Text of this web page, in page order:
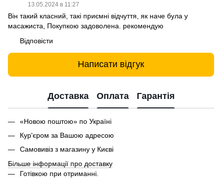
13.05.2024 в 11:27
Він такий класний, такі приємні відчуття, як наче була у
масажиста, Покупкою задоволена. рекомендую
Відповісти
Написати відгук
Доставка Оплата Гарантія
«Новою поштою» по Україні
Кур'єром за Вашою адресою
Самовивіз з магазину у Києві
Більше інформації про доставку
Готівкою при отриманні.